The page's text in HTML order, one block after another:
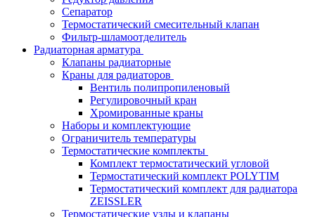
Сепаратор
Термостатический смесительный клапан
Фильтр-шламоотделитель
Радиаторная арматура
Клапаны радиаторные
Краны для радиаторов
Вентиль полипропиленовый
Регулировочный кран
Хромированные краны
Наборы и комплектующие
Ограничитель температуры
Термостатические комплекты
Комплект термостатический угловой
Термостатический комплект POLYTIM
Термостатический комплект для радиатора
ZEISSLER
Термостатические узлы и клапаны